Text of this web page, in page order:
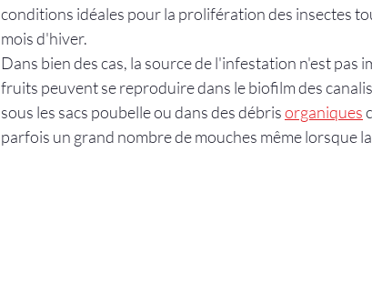
conditions idéales pour la prolifération des insectes
mois d'hiver.
Dans bien des cas, la source de l'infestation n'est pas
fruits peuvent se reproduire dans le biofilm des
sous les sacs poubelle ou dans des débris organiques
parfois un grand nombre de mouches même lorsque